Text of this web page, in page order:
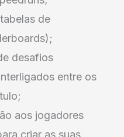
de
desafios
entre os
aos jogadores
criar as suas